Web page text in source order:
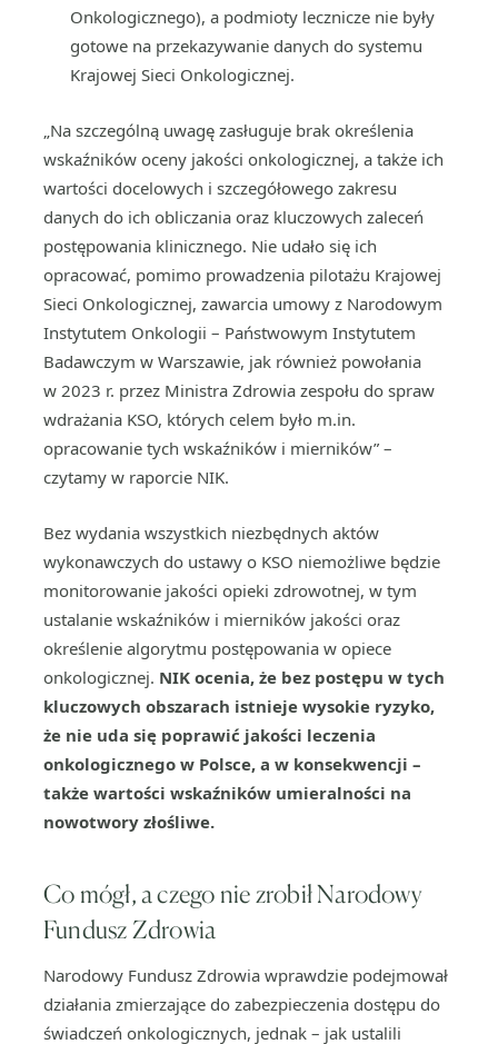
Onkologicznego), a podmioty lecznicze nie były
gotowe na przekazywanie danych do systemu
Krajowej Sieci Onkologicznej.
„Na szczególną uwagę zasługuje brak określenia
wskaźników oceny jakości onkologicznej, a także ich
wartości docelowych i szczegółowego zakresu
danych do ich obliczania oraz kluczowych zaleceń
postępowania klinicznego. Nie udało się ich
opracować, pomimo prowadzenia pilotażu Krajowej
Sieci Onkologicznej, zawarcia umowy z Narodowym
Instytutem Onkologii – Państwowym Instytutem
Badawczym w Warszawie, jak również powołania
w 2023 r. przez Ministra Zdrowia zespołu do spraw
wdrażania KSO, których celem było m.in.
opracowanie tych wskaźników i mierników” –
czytamy w raporcie NIK.
Bez wydania wszystkich niezbędnych aktów
wykonawczych do ustawy o KSO niemożliwe będzie
monitorowanie jakości opieki zdrowotnej, w tym
ustalanie wskaźników i mierników jakości oraz
określenie algorytmu postępowania w opiece
onkologicznej. NIK ocenia, że bez postępu w tych
kluczowych obszarach istnieje wysokie ryzyko,
że nie uda się poprawić jakości leczenia
onkologicznego w Polsce, a w konsekwencji –
także wartości wskaźników umieralności na
nowotwory złośliwe.
Co mógł, a czego nie zrobił Narodowy
Fundusz Zdrowia
Narodowy Fundusz Zdrowia wprawdzie podejmował
działania zmierzające do zabezpieczenia dostępu do
świadczeń onkologicznych, jednak – jak ustalili